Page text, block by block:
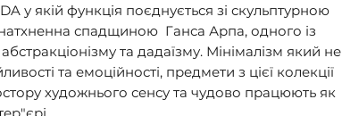
у якій функція поєднується зі скульптурною
спадщиною Ганса Арпа, одного із
та дадаїзму. Мінімалізм який не
та емоційності, предмети з цієї колекції
художнього сенсу та чудово працюють як